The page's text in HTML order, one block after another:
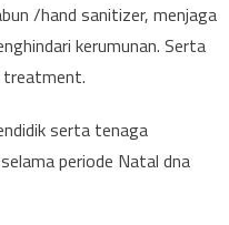
/hand sanitizer, menjaga
kerumunan. Serta
treatment.
serta tenaga
periode Natal dna